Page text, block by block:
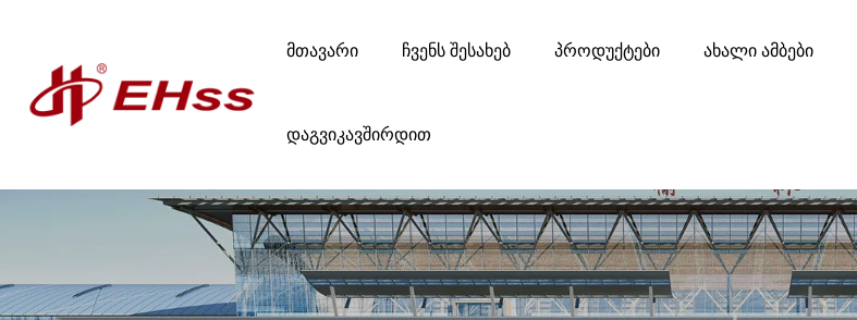
Მთავარი Ჩვენს Შესახებ Პროდუქტები Ახალი Ამბები
Დაგვიკავშირდით